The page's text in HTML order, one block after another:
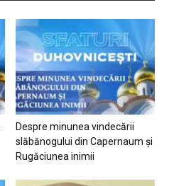
Despre minunea vindecării
slăbănogului din Capernaum și
Rugăciunea inimii